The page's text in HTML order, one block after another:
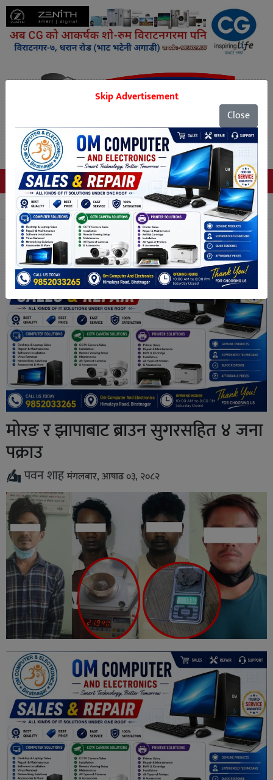
Tags
मोरङ र झापाबाट ब्राउन सुगरसहित ४ जना
पक्राउ
पवन शाहमंगलबार, आषाढ ०३, २०८२
Skip Advertisement
Close